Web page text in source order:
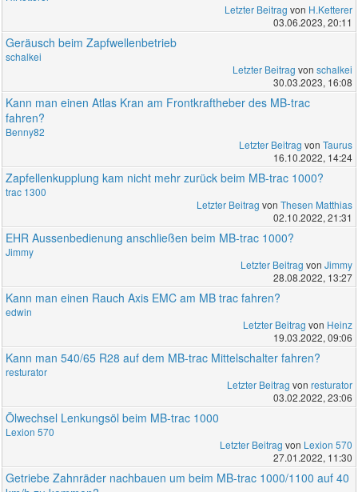
Letzter Beitrag von H.Ketterer
03.06.2023, 20:11
Geräusch beim Zapfwellenbetrieb
schalkei
Letzter Beitrag von schalkei
30.03.2023, 16:08
Kann man einen Atlas Kran am Frontkraftheber des MB-trac
fahren?
Benny82
Letzter Beitrag von Taurus
16.10.2022, 14:24
Zapfellenkupplung kam nicht mehr zurück beim MB-trac 1000?
trac 1300
Letzter Beitrag von Thesen Matthias
02.10.2022, 21:31
EHR Aussenbedienung anschließen beim MB-trac 1000?
Jimmy
Letzter Beitrag von Jimmy
28.08.2022, 13:27
Kann man einen Rauch Axis EMC am MB trac fahren?
edwin
Letzter Beitrag von Heinz
19.03.2022, 09:06
Kann man 540/65 R28 auf dem MB-trac Mittelschalter fahren?
resturator
Letzter Beitrag von resturator
03.02.2022, 23:06
Ölwechsel Lenkungsöl beim MB-trac 1000
Lexion 570
Letzter Beitrag von Lexion 570
27.01.2022, 11:30
Getriebe Zahnräder nachbauen um beim MB-trac 1000/1100 auf 40